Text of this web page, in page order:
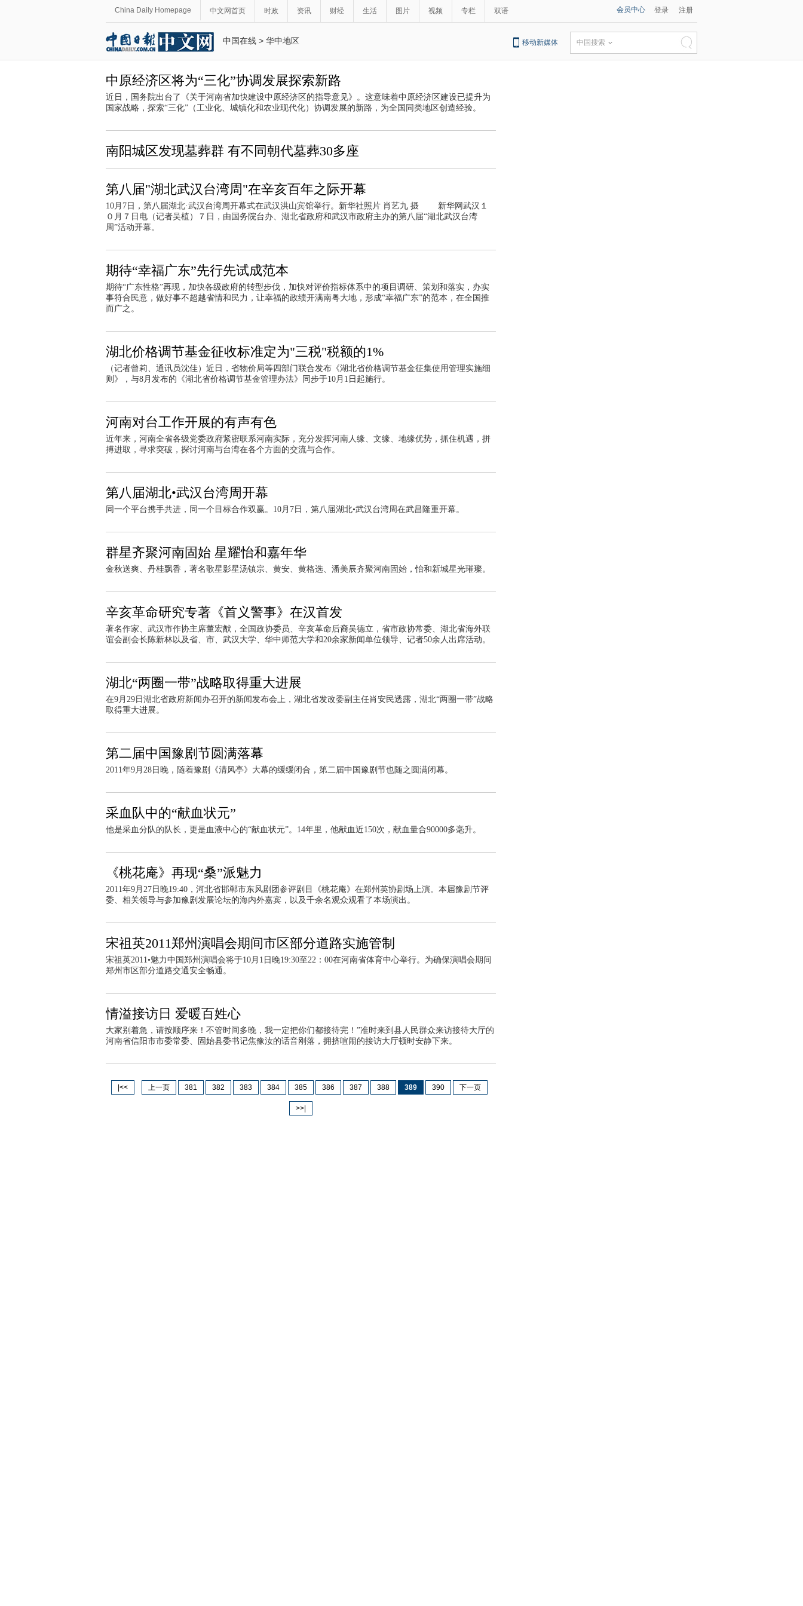
China Daily Homepage 中文网首页 时政 资讯 财经 生活 图片 视频 专栏 双语 会员中心 登录 注册
中国在线 > 华中地区 移动新媒体 中国搜索
中原经济区将为“三化”协调发展探索新路
近日，国务院出台了《关于河南省加快建设中原经济区的指导意见》。这意味着中原经济区建设已提升为
国家战略，探索“三化”（工业化、城镇化和农业现代化）协调发展的新路，为全国同类地区创造经验。
南阳城区发现墓葬群 有不同朝代墓葬30多座
第八届"湖北武汉台湾周"在辛亥百年之际开幕
10月7日，第八届湖北·武汉台湾周开幕式在武汉洪山宾馆举行。新华社照片 肖艺九 摄 新华网武汉１
０月７日电（记者吴植）７日，由国务院台办、湖北省政府和武汉市政府主办的第八届“湖北武汉台湾
周”活动开幕。
期待“幸福广东”先行先试成范本
期待“广东性格”再现，加快各级政府的转型步伐，加快对评价指标体系中的项目调研、策划和落实，办实
事符合民意，做好事不超越省情和民力，让幸福的政绩开满南粤大地，形成“幸福广东”的范本，在全国推
而广之。
湖北价格调节基金征收标准定为"三税"税额的1%
（记者曾莉、通讯员沈佳）近日，省物价局等四部门联合发布《湖北省价格调节基金征集使用管理实施细
则》，与8月发布的《湖北省价格调节基金管理办法》同步于10月1日起施行。
河南对台工作开展的有声有色
近年来，河南全省各级党委政府紧密联系河南实际，充分发挥河南人缘、文缘、地缘优势，抓住机遇，拼
搏进取，寻求突破，探讨河南与台湾在各个方面的交流与合作。
第八届湖北•武汉台湾周开幕
同一个平台携手共进，同一个目标合作双赢。10月7日，第八届湖北•武汉台湾周在武昌隆重开幕。
群星齐聚河南固始 星耀怡和嘉年华
金秋送爽、丹桂飘香，著名歌星影星汤镇宗、黄安、黄格选、潘美辰齐聚河南固始，怡和新城星光璀璨。
辛亥革命研究专著《首义警事》在汉首发
著名作家、武汉市作协主席董宏猷，全国政协委员、辛亥革命后裔吴德立，省市政协常委、湖北省海外联
谊会副会长陈新林以及省、市、武汉大学、华中师范大学和20余家新闻单位领导、记者50余人出席活动。
湖北“两圈一带”战略取得重大进展
在9月29日湖北省政府新闻办召开的新闻发布会上，湖北省发改委副主任肖安民透露，湖北“两圈一带”战略
取得重大进展。
第二届中国豫剧节圆满落幕
2011年9月28日晚，随着豫剧《清风亭》大幕的缓缓闭合，第二届中国豫剧节也随之圆满闭幕。
采血队中的“献血状元”
他是采血分队的队长，更是血液中心的“献血状元”。14年里，他献血近150次，献血量合90000多毫升。
《桃花庵》再现“桑”派魅力
2011年9月27日晚19:40，河北省邯郸市东风剧团参评剧目《桃花庵》在郑州英协剧场上演。本届豫剧节评
委、相关领导与参加豫剧发展论坛的海内外嘉宾，以及千余名观众观看了本场演出。
宋祖英2011郑州演唱会期间市区部分道路实施管制
宋祖英2011•魅力中国郑州演唱会将于10月1日晚19:30至22：00在河南省体育中心举行。为确保演唱会期间
郑州市区部分道路交通安全畅通。
情溢接访日 爱暖百姓心
大家别着急，请按顺序来！不管时间多晚，我一定把你们都接待完！”准时来到县人民群众来访接待大厅的
河南省信阳市市委常委、固始县委书记焦豫汝的话音刚落，拥挤喧闹的接访大厅顿时安静下来。
|<< 上一页 381 382 383 384 385 386 387 388 389 390 下一页
>>|